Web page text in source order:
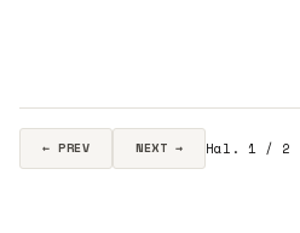
← PREV NEXT → Hal. 1 / 2